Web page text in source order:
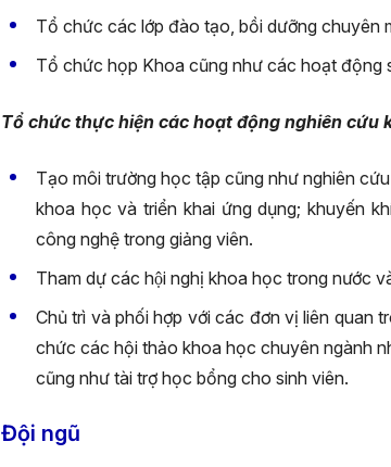
Tổ chức các lớp đào tạo, bồi dưỡng chuyên
Tổ chức họp Khoa cũng như các hoạt động
Tổ chức thực hiện các hoạt động nghiên cứu
Tạo môi trường học tập cũng như nghiên
khoa học và triển khai ứng dụng; khuyến
công nghệ trong giảng viên.
Tham dự các hội nghị khoa học trong nước
Chủ trì và phối hợp với các đơn vị liên quan
chức các hội thảo khoa học chuyên ngành
cũng như tài trợ học bổng cho sinh viên.
Đội ngũ